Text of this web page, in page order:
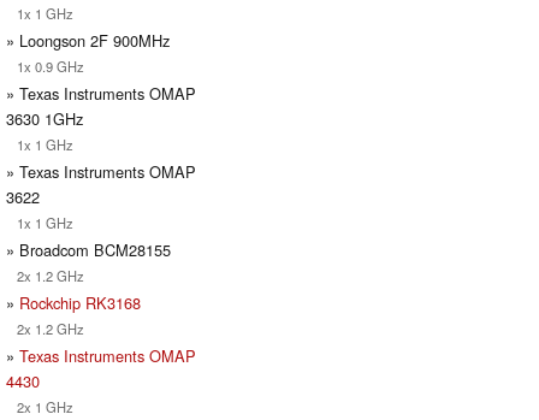
1x 1 GHz
» Loongson 2F 900MHz
1x 0.9 GHz
» Texas Instruments OMAP
3630 1GHz
1x 1 GHz
» Texas Instruments OMAP
3622
1x 1 GHz
» Broadcom BCM28155
2x 1.2 GHz
» Rockchip RK3168
2x 1.2 GHz
» Texas Instruments OMAP
4430
2x 1 GHz